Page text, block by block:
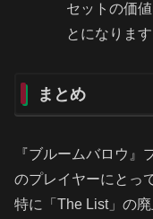
セットの価
とになります
まとめ
『ブルームバロウ』
のプレイヤーにとっ
特に「The List」の